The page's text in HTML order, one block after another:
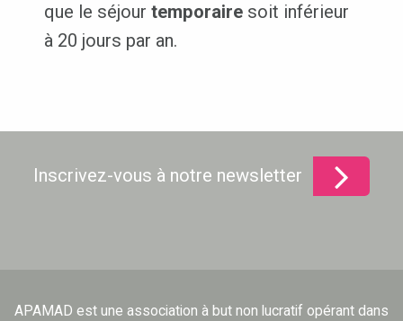
que le séjour temporairesoit inférieur
à 20 jours par an.
Inscrivez-vous à notre newsletter
APAMAD est une association à but non lucratif opérant dans